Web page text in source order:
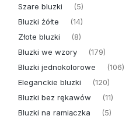
Szare bluzki (5)
Bluzki żółte (14)
Złote bluzki (8)
Bluzki we wzory (179)
Bluzki jednokolorowe (106)
Eleganckie bluzki (120)
Bluzki bez rękawów (11)
Bluzki na ramiączka (5)